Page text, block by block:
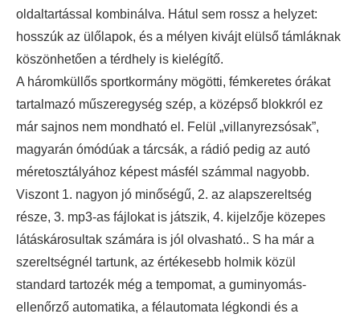
oldaltartással kombinálva. Hátul sem rossz a helyzet:
hosszúk az ülőlapok, és a mélyen kivájt elülső támláknak
köszönhetően a térdhely is kielégítő.
A háromküllős sportkormány mögötti, fémkeretes órákat
tartalmazó műszeregység szép, a középső blokkról ez
már sajnos nem mondható el. Felül „villanyrezsósak”,
magyarán ómódúak a tárcsák, a rádió pedig az autó
méretosztályához képest másfél számmal nagyobb.
Viszont 1. nagyon jó minőségű, 2. az alapszereltség
része, 3. mp3-as fájlokat is játszik, 4. kijelzője közepes
látáskárosultak számára is jól olvasható.. S ha már a
szereltségnél tartunk, az értékesebb holmik közül
standard tartozék még a tempomat, a guminyomás-
ellenőrző automatika, a félautomata légkondi és a